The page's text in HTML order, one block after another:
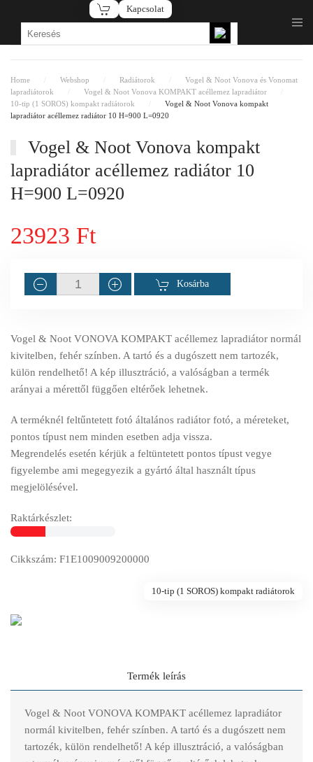
Fő tartalom átugrása
Kapcsolat
Home Webshop Radiátorok
Vogel & Noot Vonova és Vonomat
lapradiátorok
Vogel & Noot Vonova KOMPAKT acéllemez lapradiátor
10-tip (1 SOROS) kompakt radiátorok
Vogel & Noot Vonova kompakt
lapradiátor acéllemez radiátor 10 H=900 L=0920
Vogel & Noot Vonova kompakt
lapradiátor acéllemez radiátor 10
H=900 L=0920
23923 Ft
Kosárba
Vogel & Noot VONOVA KOMPAKT acéllemez lapradiátor normál
kivitelben, fehér színben. A tartó és a dugószett nem tartozék,
külön rendelhető! A kép illusztráció, a valóságban a termék
arányai a mérettől függően eltérőek lehetnek.
A terméknél feltűntetett fotó általános radiátor fotó, a méreteket,
pontos típust nem minden esetben adja vissza.
Megrendelés esetén kérjük a feltüntetett pontos típust vegye
figyelembe ami megegyezik a gyártó által használt típus
megjelölésével.
Raktárkészlet:
Cikkszám: F1E1009009200000
10-tip (1 SOROS) kompakt radiátorok
Termék leírás
Vogel & Noot VONOVA KOMPAKT acéllemez lapradiátor
normál kivitelben, fehér színben. A tartó és a dugószett nem
tartozék, külön rendelhető! A kép illusztráció, a valóságban